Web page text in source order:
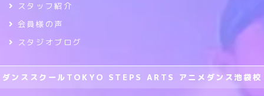
スタッフ紹介
会員様の声
スタジオブログ
ダンススクールTOKYO STEPS ARTS アニメダンス池袋校